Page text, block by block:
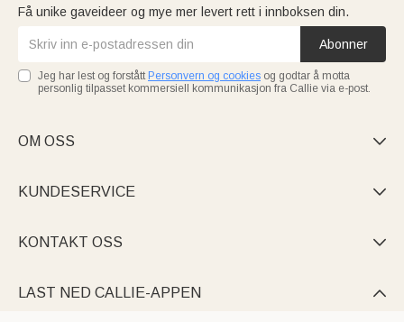
Få unike gaveideer og mye mer levert rett i innboksen din.
Abonner
Jeg har lest og forstått Personvern og cookies og godtar å motta
personlig tilpasset kommersiell kommunikasjon fra Callie via e-post.
OM OSS 
KUNDESERVICE 
KONTAKT OSS 
LAST NED CALLIE-APPEN 